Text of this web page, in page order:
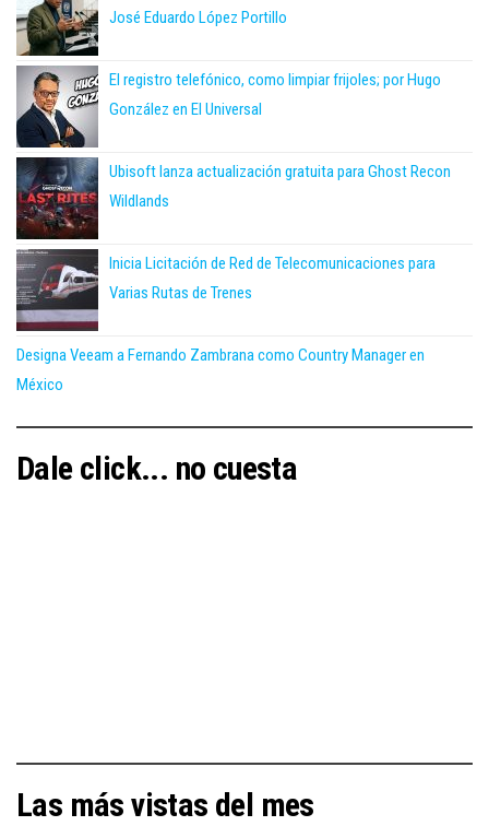
José Eduardo López Portillo
El registro telefónico, como limpiar frijoles; por Hugo
González en El Universal
Ubisoft lanza actualización gratuita para Ghost Recon
Wildlands
Inicia Licitación de Red de Telecomunicaciones para
Varias Rutas de Trenes
Designa Veeam a Fernando Zambrana como Country Manager en
México
Dale click... no cuesta
Las más vistas del mes